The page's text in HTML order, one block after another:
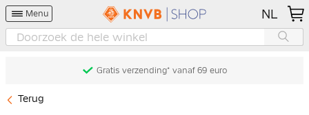
Menu NL
Gratis verzending* vanaf 69 euro
Terug